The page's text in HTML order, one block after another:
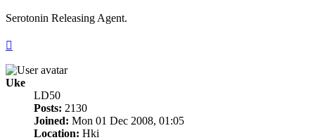
Serotonin Releasing Agent.
Uke
LD50
Posts: 2130
Joined: Mon 01 Dec 2008, 01:05
Location: Hki